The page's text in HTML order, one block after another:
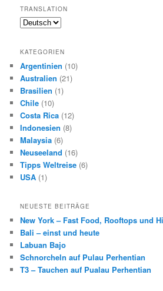
TRANSLATION
KATEGORIEN
Argentinien (10)
Australien (21)
Brasilien (1)
Chile (10)
Costa Rica (12)
Indonesien (8)
Malaysia (6)
Neuseeland (16)
Tipps Weltreise (6)
USA (1)
NEUESTE BEITRÄGE
New York – Fast Food, Rooftops und
Bali – einst und heute
Labuan Bajo
Schnorcheln auf Pulau Perhentian
T3 – Tauchen auf Pualau Perhentian